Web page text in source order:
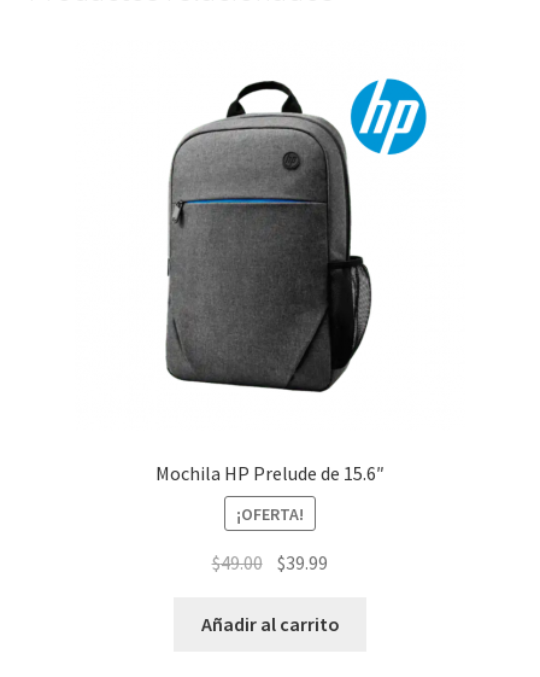
Mochila HP Prelude de 15.6″
¡OFERTA!
$49.00 El
original
$39.99
actual
Añadir al carrito